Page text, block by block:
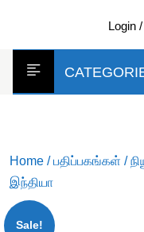
Login
Home /பதிப்பகங்கள் /
இந்தியா
Sale!